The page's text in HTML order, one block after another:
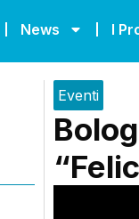
News I
Eventi